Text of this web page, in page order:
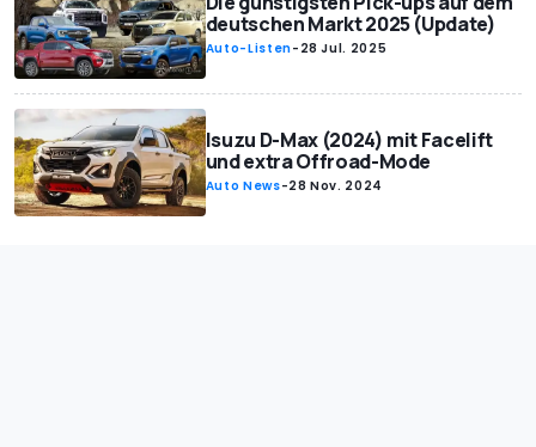
deutschen Markt 2025 (Update)
Auto-Listen- 28 Jul. 2025
Isuzu D-Max (2024) mit Facelift
und extra Offroad-Mode
Auto News-28 Nov. 2024